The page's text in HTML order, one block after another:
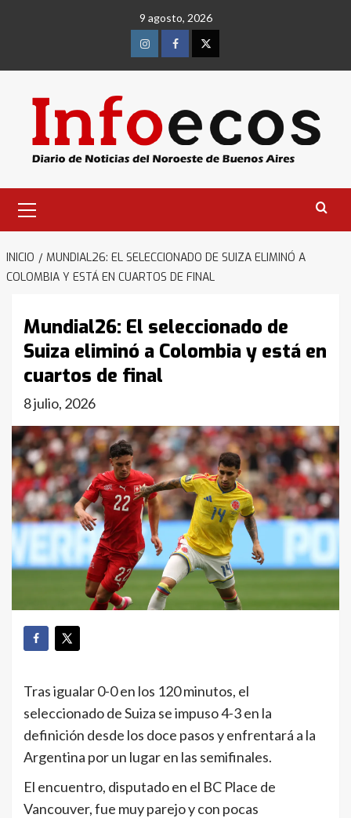
9 agosto, 2026
InstagramFacebookTwitter
primario
INICIO
MUNDIAL26: EL SELECCIONADO DE SUIZA ELIMINÓ A
COLOMBIA Y ESTÁ EN CUARTOS DE FINAL
Mundial26: El seleccionado de
Suiza eliminó a Colombia y está en
cuartos de final
8 julio, 2026
Tras igualar 0-0 en los 120 minutos, el
seleccionado de Suiza se impuso 4-3 en la
definición desde los doce pasos y enfrentará a la
Argentina por un lugar en las semifinales.
El encuentro, disputado en el BC Place de
Vancouver, fue muy parejo y con pocas